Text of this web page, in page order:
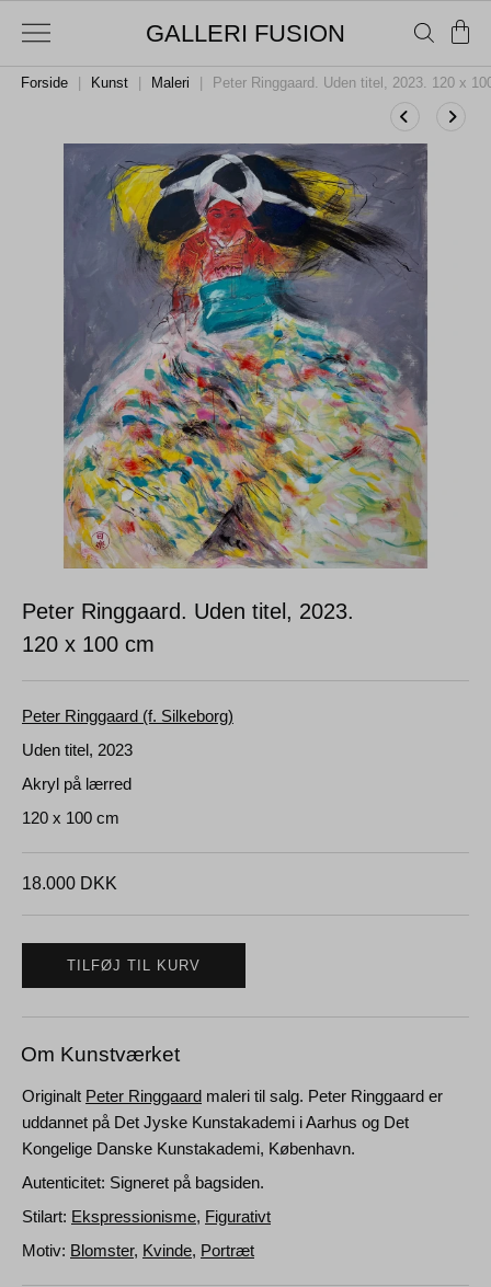
GALLERI FUSION
Forside Kunst Maleri Peter Ringgaard. Uden titel, 2023. 120 x
Peter Ringgaard. Uden titel, 2023.
120 x 100 cm
Peter Ringgaard (f. Silkeborg)
Uden titel, 2023
Akryl på lærred
120 x 100 cm
18.000 DKK
TILFØJ TIL KURV
Om Kunstværket
Originalt Peter Ringgaard maleri til salg. Peter Ringgaard er
uddannet på Det Jyske Kunstakademi i Aarhus og Det
Kongelige Danske Kunstakademi, København.
Autenticitet: Signeret på bagsiden.
Stilart: Ekspressionisme, Figurativt
Motiv: Blomster, Kvinde, Portræt